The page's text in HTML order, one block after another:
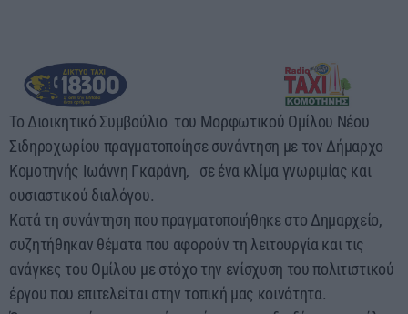
Το Διοικητικό Συμβούλιο του Μορφωτικού Ομίλου Νέου
Σιδηροχωρίου πραγματοποίησε συνάντηση με τον Δήμαρχο
Κομοτηνής Ιωάννη Γκαράνη, σε ένα κλίμα γνωριμίας και
ουσιαστικού διαλόγου.
Κατά τη συνάντηση που πραγματοποιήθηκε στο Δημαρχείο,
συζητήθηκαν θέματα που αφορούν τη λειτουργία και τις
ανάγκες του Ομίλου με στόχο την ενίσχυση του πολιτιστικού
έργου που επιτελείται στην τοπική μας κοινότητα.